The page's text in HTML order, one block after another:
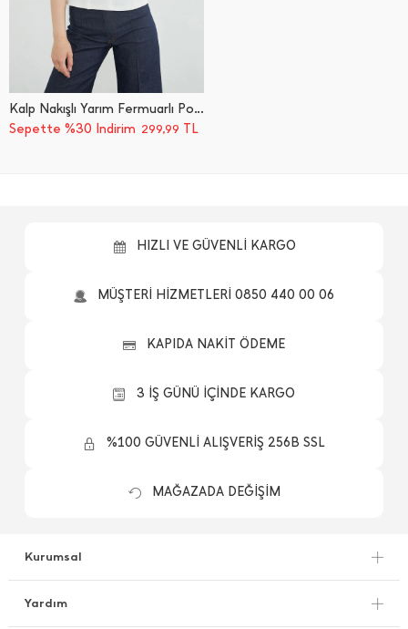
Kalp Nakışlı Yarım Fermuarlı Polo Yaka Slim Fit Tişört
Sepette %30 İndirim 299,99 TL
HIZLI VE GÜVENLİ KARGO
MÜŞTERİ HİZMETLERİ 0850 440 00 06
KAPIDA NAKİT ÖDEME
3 İŞ GÜNÜ İÇİNDE KARGO
%100 GÜVENLİ ALIŞVERİŞ 256B SSL
MAĞAZADA DEĞİŞİM
Kurumsal
Yardım